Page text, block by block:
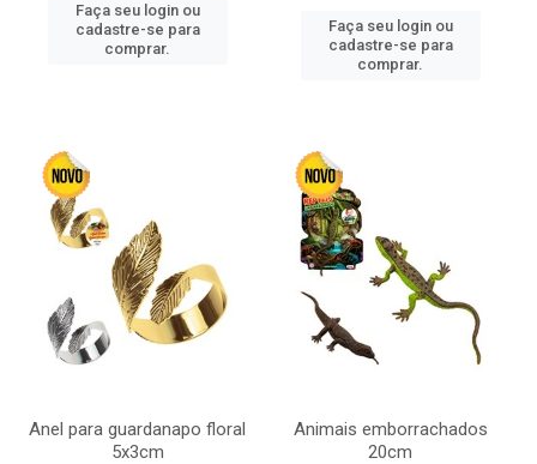
Faça seu login ou
cadastre-se para
comprar.
Faça seu login ou
cadastre-se para
comprar.
Anel para guardanapo floral
5x3cm
Animais emborrachados
20cm